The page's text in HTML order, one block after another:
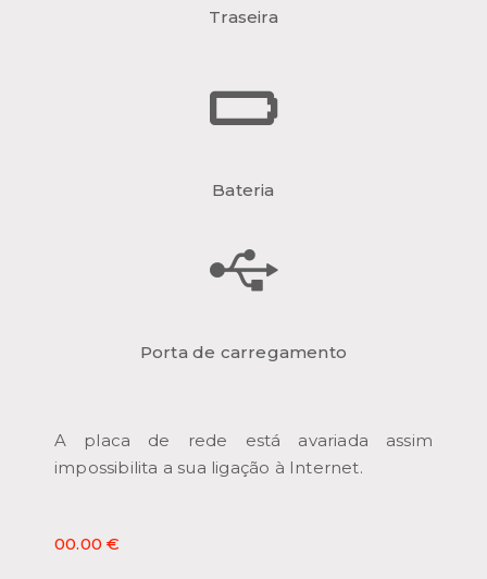
Traseira
Bateria
Porta de carregamento
A placa de rede está avariada assim
impossibilita a sua ligação à Internet.
00.00 €